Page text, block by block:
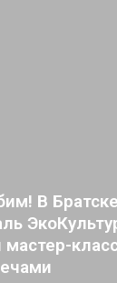
В
мастер-